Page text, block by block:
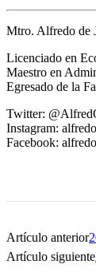
Mtro. Alfredo de
Licenciado en
Maestro en
Egresado de la
Twitter:
Instagram:
Facebook:
Artículo anterior
Artículo siguiente